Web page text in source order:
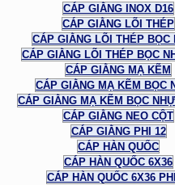
CÁP GIẰNG INOX D16
CÁP GIẰNG LÕI THÉP
CÁP GIẰNG LÕI THÉP BỌC
CÁP GIẰNG LÕI THÉP BỌC
CÁP GIẰNG MẠ KẼM
CÁP GIẰNG MẠ KẼM BỌC
CÁP GIẰNG MẠ KẼM BỌC
CÁP GIẰNG NEO CỘT
CÁP GIẰNG PHI 12
CÁP HÀN QUỐC
CÁP HÀN QUỐC 6X36
CÁP HÀN QUỐC 6X36